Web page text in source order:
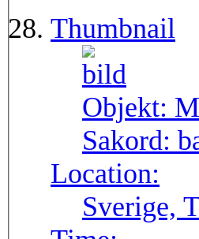
Thumbnail
Objekt:
Sakord:
Location:
Sverige,